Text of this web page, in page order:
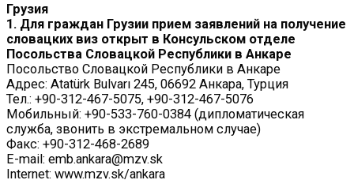
Грузия
1. Для граждан Грузии прием заявлений на получение
словацких виз открыт в Консульском отделе
Посольства Словацкой Республики в Анкаре
Посольство Словацкой Республики в Анкаре
Адрес: Atatürk Bulvarı 245, 06692 Анкара, Турция
Тел.: +90-312-467-5075, +90-312-467-5076
Мобильный: +90-533-760-0384 (дипломатическая
служба, звонить в экстремальном случае)
Факс: +90-312-468-2689
E-mail: emb.ankara@mzv.sk
Internet: www.mzv.sk/ankara